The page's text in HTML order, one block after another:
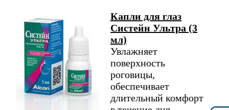
Капли для глаз
Систейн Ультра (3
мл)
Увлажняет
поверхность
роговицы,
обеспечивает
длительный комфорт